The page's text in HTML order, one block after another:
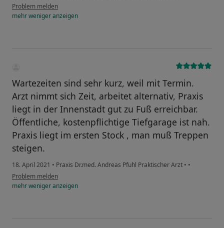
Problem melden
mehrwenigeranzeigen
Wartezeiten sind sehr kurz, weil mit Termin.
Arzt nimmt sich Zeit, arbeitet alternativ, Praxis
liegt in der Innenstadt gut zu Fuß erreichbar.
Öffentliche, kostenpflichtige Tiefgarage ist nah.
Praxis liegt im ersten Stock , man muß Treppen
steigen.
18. April 2021 • Praxis Dr.med. Andreas Pfuhl Praktischer Arzt • •
Problem melden
mehrwenigeranzeigen